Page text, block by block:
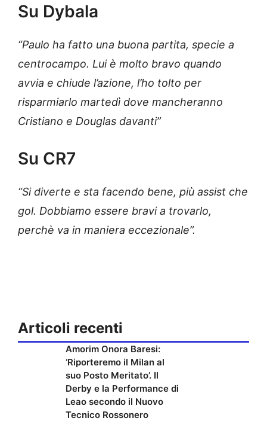
Su Dybala
“Paulo ha fatto una buona partita, specie a
centrocampo. Lui è molto bravo quando
avvia e chiude l’azione, l’ho tolto per
risparmiarlo martedì dove mancheranno
Cristiano e Douglas davanti”
Su CR7
“Si diverte e sta facendo bene, più assist che
gol. Dobbiamo essere bravi a trovarlo,
perchè va in maniera eccezionale”.
Articoli recenti
Amorim Onora Baresi:
‘Riporteremo il Milan al
suo Posto Meritato’. Il
Derby e la Performance di
Leao secondo il Nuovo
Tecnico Rossonero